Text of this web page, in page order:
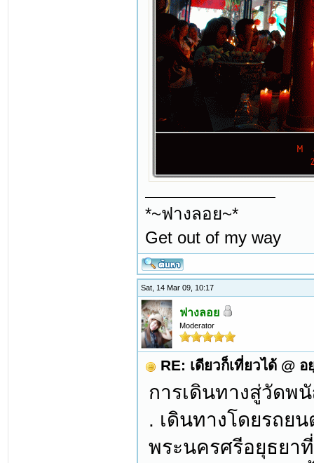
*~ฟางลอย~*
Get out of my way
Sat, 14 Mar 09, 10:17
ฟางลอย
Moderator
RE: เดียวก็เที่ยวได้ @
การเดินทางสู่วัดพ
. เดินทางโดยรถย
พระนครศรีอยุธยา